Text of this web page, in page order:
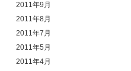
2011年9月
2011年8月
2011年7月
2011年5月
2011年4月